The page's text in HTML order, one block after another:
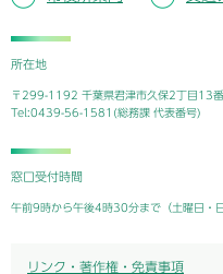
所在地
〒299-1192 千葉県君津市久保2丁目13
Tel:0439-56-1581(総務課 代表番号)
窓口受付時間
午前9時から午後4時30分まで（土曜日・
リンク・著作権・免責事項